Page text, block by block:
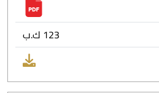
123 ك.ب